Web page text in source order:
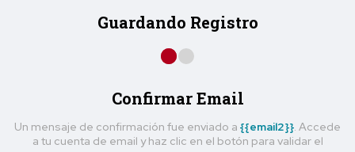
Guardando Registro
Confirmar Email
Un mensaje de confirmación fue enviado a {{email2}}. Accede
a tu cuenta de email y haz clic en el botón para validar el